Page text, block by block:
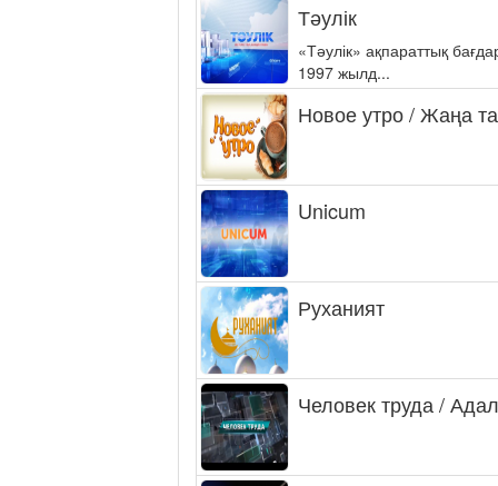
Тәулік
«Тәулік» ақпараттық
1997 жылд...
Новое утро / Жаңа
Unicum
Руханият
Человек труда /